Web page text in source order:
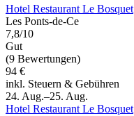
Hotel Restaurant Le Bosquet
Les Ponts-de-Ce
7,8/10
Gut
(9 Bewertungen)
94 €
inkl. Steuern & Gebühren
24. Aug.–25. Aug.
Hotel Restaurant Le Bosquet